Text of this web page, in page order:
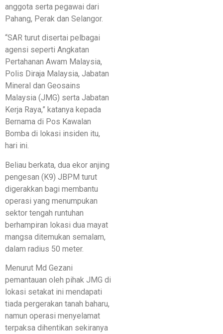
anggota serta pegawai dari
Pahang, Perak dan Selangor.
“SAR turut disertai pelbagai
agensi seperti Angkatan
Pertahanan Awam Malaysia,
Polis Diraja Malaysia, Jabatan
Mineral dan Geosains
Malaysia (JMG) serta Jabatan
Kerja Raya,” katanya kepada
Bernama di Pos Kawalan
Bomba di lokasi insiden itu,
hari ini.
Beliau berkata, dua ekor anjing
pengesan (K9) JBPM turut
digerakkan bagi membantu
operasi yang menumpukan
sektor tengah runtuhan
berhampiran lokasi dua mayat
mangsa ditemukan semalam,
dalam radius 50 meter.
Menurut Md Gezani
pemantauan oleh pihak JMG di
lokasi setakat ini mendapati
tiada pergerakan tanah baharu,
namun operasi menyelamat
terpaksa dihentikan sekiranya